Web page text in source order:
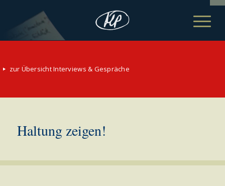
zur Übersicht Interviews & Gespräche
Haltung zeigen!